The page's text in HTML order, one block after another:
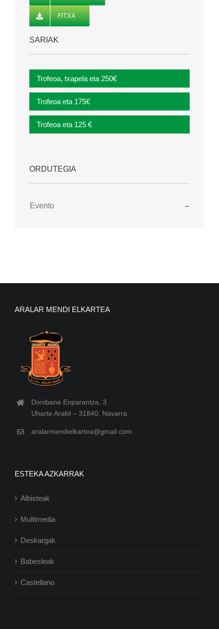
FITXA
SARIAK
Trofeoa, txapela eta 250€
Trofeoa eta 175€
Trofeoa eta 125 €
ORDUTEGIA
Evento –
ARALAR MENDI ELKARTEA
Donibane Enparantza, 3
Uharte Arakil – 31840, Navarra
aralarmendielkartea@gmail.com
ESTEKA AZKARRAK
Albisteak
Multimedia
Deskargak
Babesleak
Castellano